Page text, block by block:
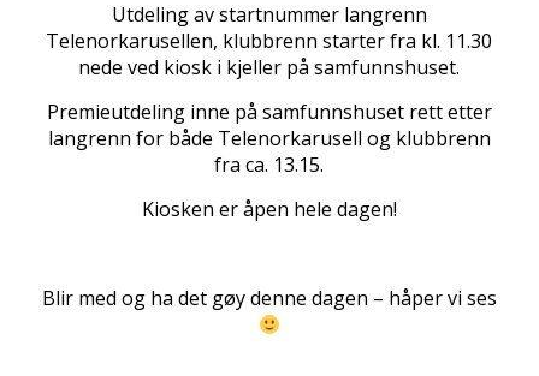
Utdeling av startnummer langrenn
Telenorkarusellen, klubbrenn starter fra kl. 11.30
nede ved kiosk i kjeller på samfunnshuset.
Premieutdeling inne på samfunnshuset rett etter
langrenn for både Telenorkarusell og klubbrenn
fra ca. 13.15.
Kiosken er åpen hele dagen!
Blir med og ha det gøy denne dagen – håper vi ses